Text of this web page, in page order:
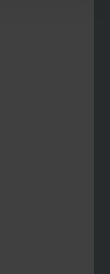
teilweise
Sie
die